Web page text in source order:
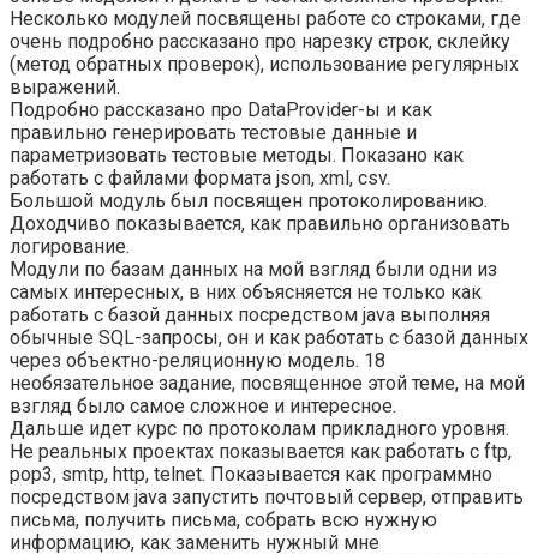
Несколько модулей посвящены работе со строками, где
очень подробно рассказано про нарезку строк, склейку
(метод обратных проверок), использование регулярных
выражений.
Подробно рассказано про DataProvider-ы и как
правильно генерировать тестовые данные и
параметризовать тестовые методы. Показано как
работать с файлами формата json, xml, csv.
Большой модуль был посвящен протоколированию.
Доходчиво показывается, как правильно организовать
логирование.
Модули по базам данных на мой взгляд были одни из
самых интересных, в них объясняется не только как
работать с базой данных посредством java выполняя
обычные SQL-запросы, он и как работать с базой данных
через объектно-реляционную модель. 18
необязательное задание, посвященное этой теме, на мой
взгляд было самое сложное и интересное.
Дальше идет курс по протоколам прикладного уровня.
Не реальных проектах показывается как работать с ftp,
pop3, smtp, http, telnet. Показывается как программно
посредством java запустить почтовый сервер, отправить
письма, получить письма, собрать всю нужную
информацию, как заменить нужный мне